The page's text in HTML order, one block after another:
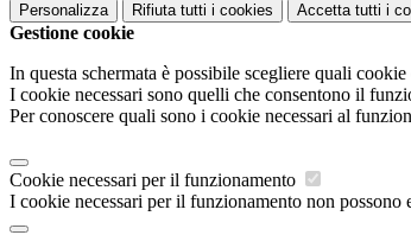
Personalizza Rifiuta tutti i cookies Accetta tutti i
Gestione cookie
In questa schermata è possibile scegliere quali cookie
I cookie necessari sono quelli che consentono il
Per conoscere quali sono i cookie necessari al
Cookie necessari per il funzionamento
I cookie necessari per il funzionamento non